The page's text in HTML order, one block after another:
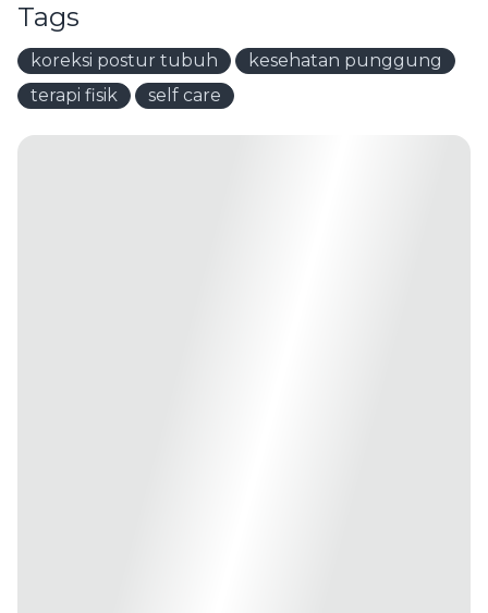
Tags
koreksi postur tubuh
kesehatan punggung
terapi fisik
self care